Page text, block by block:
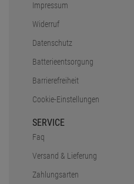
Impressum
Widerruf
Datenschutz
Batterieentsorgung
Barrierefreiheit
Cookie-Einstellungen
SERVICE
Faq
Versand & Lieferung
Zahlungsarten